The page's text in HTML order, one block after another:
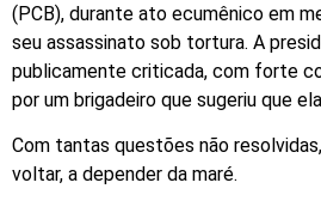
(PCB), durante ato ecumênico em
seu assassinato sob tortura. A
publicamente criticada, com forte
por um brigadeiro que sugeriu que
Com tantas questões não
voltar, a depender da maré.